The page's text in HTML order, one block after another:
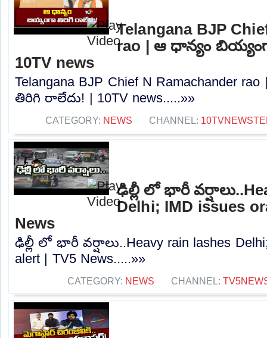
Telangana BJP
rao | ఆ ధాన్యం
10TV news
Telangana BJP Chief N Ramachander
తిరిగి రాలేదు! | 10TV news.....»»
CATEGORY: NEWS CHANNEL:
ఢిల్లీ లో భారీ
Delhi; IMD issues
News
ఢిల్లీ లో భారీ వర్షాలు..Heavy rain lashes
alert | TV5 News.....»»
CATEGORY: NEWS CHANNEL: